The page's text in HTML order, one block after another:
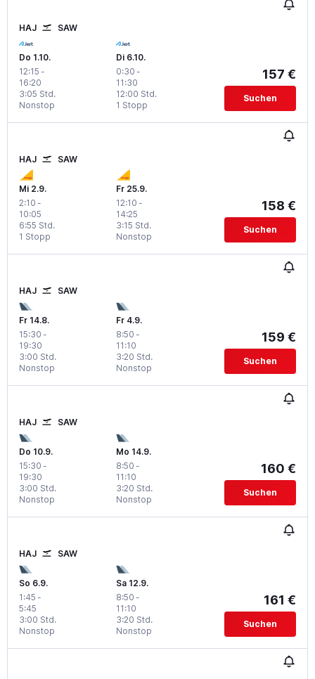
HAJ SAW
Do 1.10.
12:15 -
16:20
Nonstop
3:05 Std.
Di 6.10.
0:30 -
11:30
1 Stopp
12:00 Std.
157 €
Suchen
HAJ SAW
Mi 2.9.
2:10 -
10:05
1 Stopp
6:55 Std.
Fr 25.9.
12:10 -
14:25
Nonstop
3:15 Std.
158 €
Suchen
HAJ SAW
Fr 14.8.
15:30 -
19:30
Nonstop
3:00 Std.
Fr 4.9.
8:50 -
11:10
Nonstop
3:20 Std.
159 €
Suchen
HAJ SAW
Do 10.9.
15:30 -
19:30
Nonstop
3:00 Std.
Mo 14.9.
8:50 -
11:10
Nonstop
3:20 Std.
160 €
Suchen
HAJ SAW
So 6.9.
1:45 -
5:45
Nonstop
3:00 Std.
Sa 12.9.
8:50 -
11:10
Nonstop
3:20 Std.
161 €
Suchen